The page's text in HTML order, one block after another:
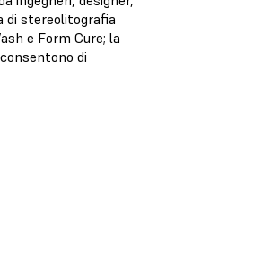
di stereolitografia
e Form Cure; la
di